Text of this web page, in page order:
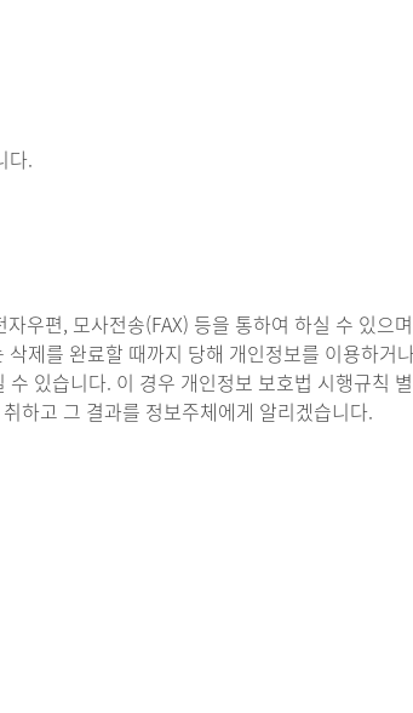
다.
우편, 모사전송(FAX) 등을 통하여 하실 수 있으
제를 완료할 때까지 당해 개인정보를 이용하거
있습니다. 이 경우 개인정보 보호법 시행규칙
하고 그 결과를 정보주체에게 알리겠습니다.